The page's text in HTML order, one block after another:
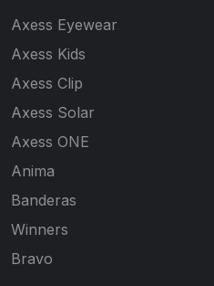
Axess Eyewear
Axess Kids
Axess Clip
Axess Solar
Axess ONE
Anima
Banderas
Winners
Bravo